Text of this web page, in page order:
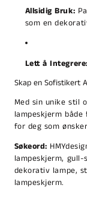
Allsidig Bruk:
som en
Lett å Integrere:
Skap en Sofistikert
Med sin unike stil
lampeskjerm
for deg som
Søkeord:
lampeskjerm, gull-
dekorativ lampe,
lampeskjerm.